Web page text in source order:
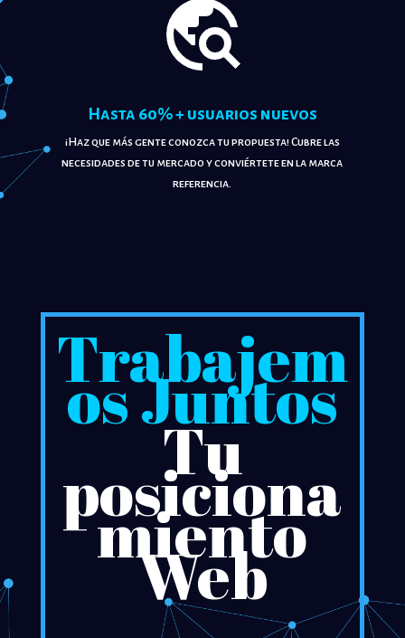
!
Hasta 60% + usuarios nuevos
¡Haz que más gente conozca tu propuesta! Cubre las
necesidades de tu mercado y conviértete en la marca
referencia.
Trabajem
os Juntos
Tu
posiciona
miento
Web